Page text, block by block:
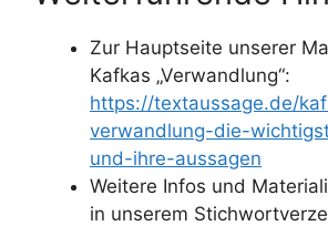
Zur Hauptseite unserer
Kafkas „Verwandlung“:
https://textaussage.de/
verwandlung-die-
und-ihre-aussagen
Weitere Infos und
in unserem